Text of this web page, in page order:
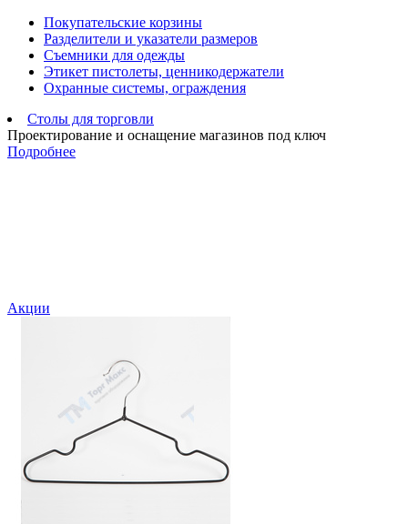
Покупательские корзины
Разделители и указатели размеров
Съемники для одежды
Этикет пистолеты, ценникодержатели
Охранные системы, ограждения
Столы для торговли
Проектирование и оснащение магазинов под ключ
Подробнее
Акции